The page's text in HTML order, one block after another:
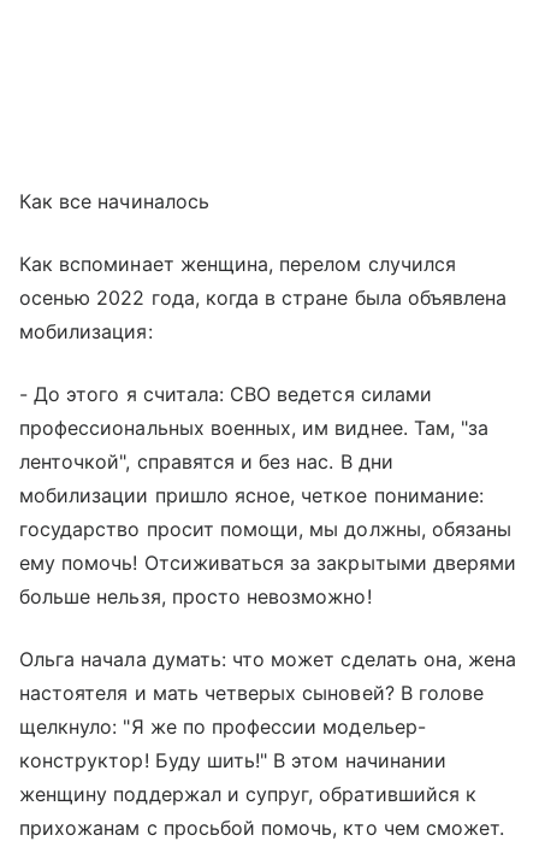
Как все начиналось
Как вспоминает женщина, перелом случился
осенью 2022 года, когда в стране была объявлена
мобилизация:
- До этого я считала: СВО ведется силами
профессиональных военных, им виднее. Там, "за
ленточкой", справятся и без нас. В дни
мобилизации пришло ясное, четкое понимание:
государство просит помощи, мы должны, обязаны
ему помочь! Отсиживаться за закрытыми дверями
больше нельзя, просто невозможно!
Ольга начала думать: что может сделать она, жена
настоятеля и мать четверых сыновей? В голове
щелкнуло: "Я же по профессии модельер-
конструктор! Буду шить!" В этом начинании
женщину поддержал и супруг, обратившийся к
прихожанам с просьбой помочь, кто чем сможет.